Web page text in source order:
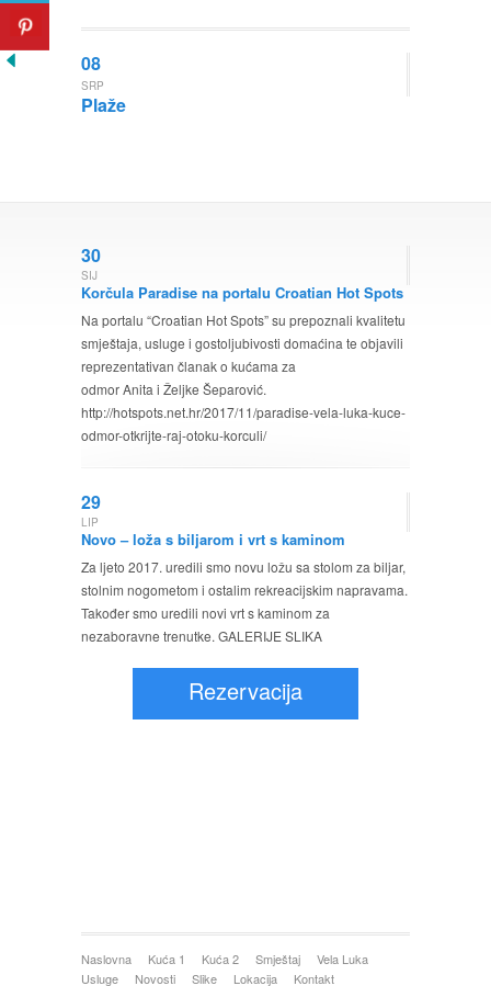
08
SRP
Plaže
30
SIJ
Korčula Paradise na portalu Croatian Hot Spots
Na portalu “Croatian Hot Spots” su prepoznali kvalitetu
smještaja, usluge i gostoljubivosti domaćina te objavili
reprezentativan članak o kućama za
odmor Anita i Željke Šeparović.
http://hotspots.net.hr/2017/11/paradise-vela-luka-kuce-
odmor-otkrijte-raj-otoku-korculi/
29
LIP
Novo – loža s biljarom i vrt s kaminom
Za ljeto 2017. uredili smo novu ložu sa stolom za biljar,
stolnim nogometom i ostalim rekreacijskim napravama.
Također smo uredili novi vrt s kaminom za
nezaboravne trenutke. GALERIJE SLIKA
Rezervacija
Naslovna Kuća 1 Kuća 2 Smještaj
Vela Luka
Usluge
Novosti Slike Lokacija Kontakt